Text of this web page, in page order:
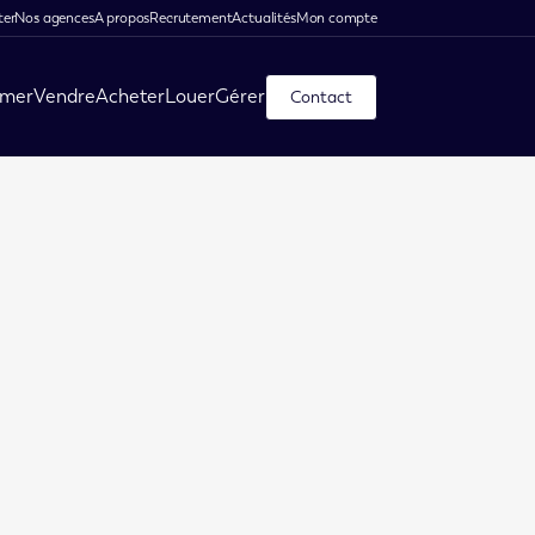
Nos agencesA proposRecrutementActualitésMon compte
VendreAcheterLouerGérer Contact